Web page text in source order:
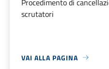
scrutatori
VAI ALLA PAGINA